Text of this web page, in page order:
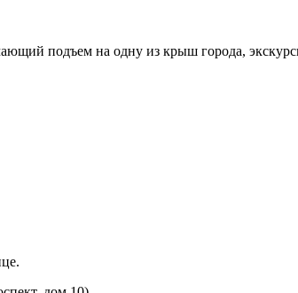
подъем на одну из крыш города,